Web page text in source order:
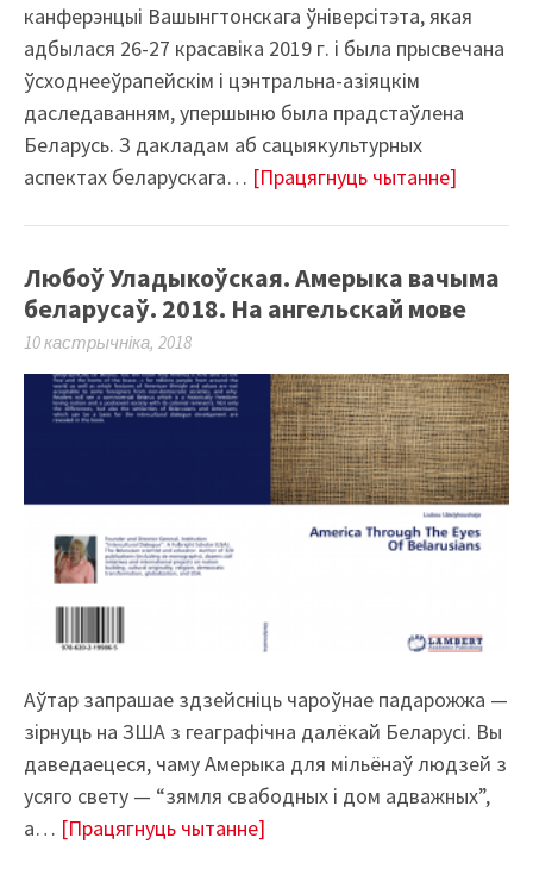
канферэнцыі Вашынгтонскага ўніверсітэта, якая
адбылася 26-27 красавіка 2019 г. і была прысвечана
ўсходнееўрапейскім і цэнтральна-азіяцкім
даследаванням, упершыню была прадстаўлена
Беларусь. З дакладам аб сацыякультурных
аспектах беларускага… [Працягнуць чытанне]
Любоў Уладыкоўская. Амерыка вачыма
беларусаў. 2018. На ангельскай мове
10 кастрычніка, 2018
Аўтар запрашае здзейсніць чароўнае падарожжа —
зірнуць на ЗША з геаграфічна далёкай Беларусі. Вы
даведаецеся, чаму Амерыка для мільёнаў людзей з
усяго свету — “зямля свабодных і дом адважных”,
а… [Працягнуць чытанне]